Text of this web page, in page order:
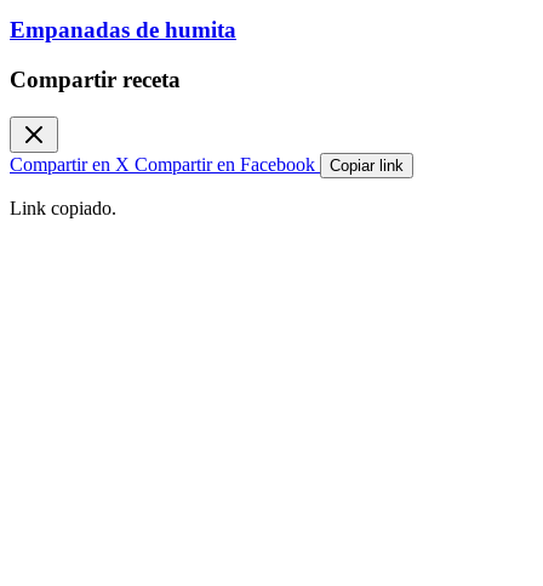
Empanadas de humita
Compartir receta
Compartir en X Compartir en Facebook Copiar link
Link copiado.